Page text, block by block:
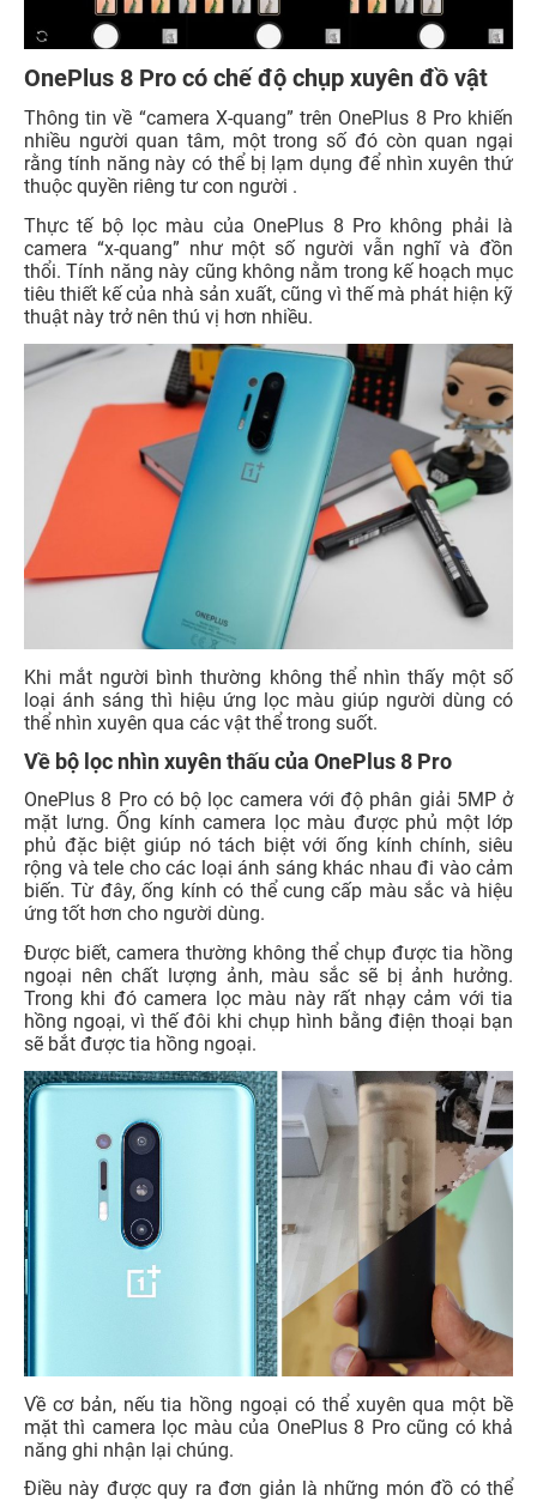
OnePlus 8 Pro có chế độ chụp xuyên đồ vật
Thông tin về “camera X-quang” trên OnePlus 8 Pro khiến
nhiều người quan tâm, một trong số đó còn quan ngại
rằng tính năng này có thể bị lạm dụng để nhìn xuyên thứ
thuộc quyền riêng tư con người .
Thực tế bộ lọc màu của OnePlus 8 Pro không phải là
camera “x-quang” như một số người vẫn nghĩ và đồn
thổi. Tính năng này cũng không nằm trong kế hoạch mục
tiêu thiết kế của nhà sản xuất, cũng vì thế mà phát hiện kỹ
thuật này trở nên thú vị hơn nhiều.
Khi mắt người bình thường không thể nhìn thấy một số
loại ánh sáng thì hiệu ứng lọc màu giúp người dùng có
thể nhìn xuyên qua các vật thể trong suốt.
Về bộ lọc nhìn xuyên thấu của OnePlus 8 Pro
OnePlus 8 Pro có bộ lọc camera với độ phân giải 5MP ở
mặt lưng. Ống kính camera lọc màu được phủ một lớp
phủ đặc biệt giúp nó tách biệt với ống kính chính, siêu
rộng và tele cho các loại ánh sáng khác nhau đi vào cảm
biến. Từ đây, ống kính có thể cung cấp màu sắc và hiệu
ứng tốt hơn cho người dùng.
Được biết, camera thường không thể chụp được tia hồng
ngoại nên chất lượng ảnh, màu sắc sẽ bị ảnh hưởng.
Trong khi đó camera lọc màu này rất nhạy cảm với tia
hồng ngoại, vì thế đôi khi chụp hình bằng điện thoại bạn
sẽ bắt được tia hồng ngoại.
Về cơ bản, nếu tia hồng ngoại có thể xuyên qua một bề
mặt thì camera lọc màu của OnePlus 8 Pro cũng có khả
năng ghi nhận lại chúng.
Điều này được quy ra đơn giản là những món đồ có thể